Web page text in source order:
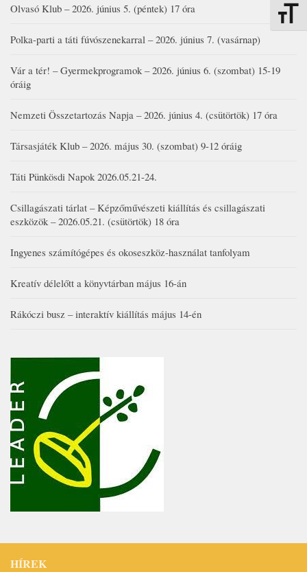
Olvasó Klub – 2026. június 5. (péntek) 17 óra
Polka-parti a táti fúvószenekarral – 2026. június 7. (vasárnap)
Vár a tér! – Gyermekprogramok – 2026. június 6. (szombat) 15-19
óráig
Nemzeti Összetartozás Napja – 2026. június 4. (csütörtök) 17 óra
Társasjáték Klub – 2026. május 30. (szombat) 9-12 óráig
Táti Pünkösdi Napok 2026.05.21-24.
Csillagászati tárlat – Képzőművészeti kiállítás és csillagászati
eszközök – 2026.05.21. (csütörtök) 18 óra
Ingyenes számítógépes és okoseszköz-használat tanfolyam
Kreatív délelőtt a könyvtárban május 16-án
Rákóczi busz – interaktív kiállítás május 14-én
HÍREK